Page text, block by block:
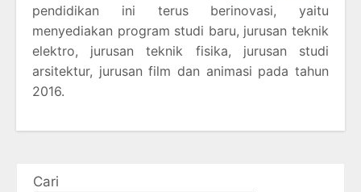
pendidikan ini terus berinovasi, yaitu
menyediakan program studi baru, jurusan teknik
elektro, jurusan teknik fisika, jurusan studi
arsitektur, jurusan film dan animasi pada tahun
2016.
Cari